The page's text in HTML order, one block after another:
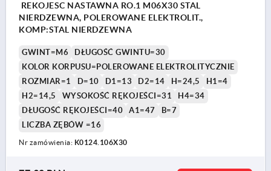
REKOJESC NASTAWNA RO.1 M06X30 STAL
NIERDZEWNA, POLEROWANE ELEKTROLIT.,
KOMP:STAL NIERDZEWNA
GWINT=M6
DŁUGOŚĆ GWINTU=30
KOLOR KORPUSU=POLEROWANE ELEKTROLITYCZNIE
ROZMIAR=1
D=10 D1=13 D2=14 H=24,5
H1=4
H2=14,5
WYSOKOŚĆ RĘKOJEŚCI=31
H4=34
DŁUGOŚĆ RĘKOJEŚCI=40
A1=47
B=7
LICZBA ZĘBÓW =16
Nr zamówienia: K0124.106X30